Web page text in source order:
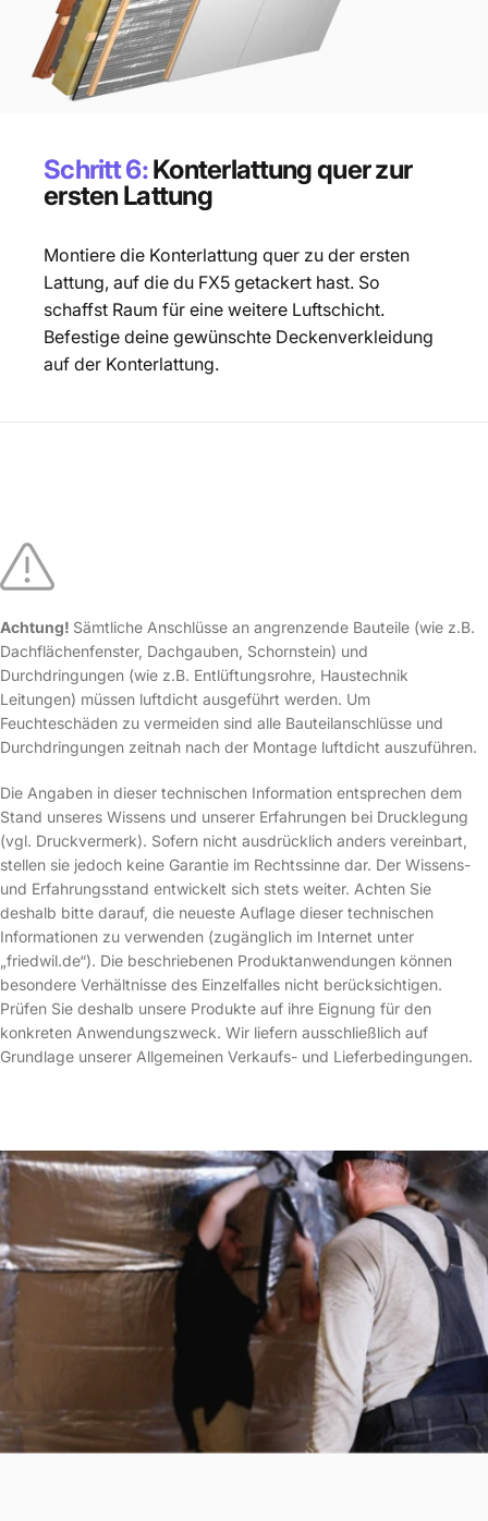
Schritt 6:Konterlattung quer zur
ersten Lattung
Montiere die Konterlattung quer zu der ersten
Lattung, auf die du FX5 getackert hast. So
schaffst Raum für eine weitere Luftschicht.
Befestige deine gewünschte Deckenverkleidung
auf der Konterlattung.
Achtung! Sämtliche Anschlüsse an angrenzende Bauteile (wie z.B.
Dachflächenfenster, Dachgauben, Schornstein) und
Durchdringungen (wie z.B. Entlüftungsrohre, Haustechnik
Leitungen) müssen luftdicht ausgeführt werden. Um
Feuchteschäden zu vermeiden sind alle Bauteilanschlüsse und
Durchdringungen zeitnah nach der Montage luftdicht auszuführen.
Die Angaben in dieser technischen Information entsprechen dem
Stand unseres Wissens und unserer Erfahrungen bei Drucklegung
(vgl. Druckvermerk). Sofern nicht ausdrücklich anders vereinbart,
stellen sie jedoch keine Garantie im Rechtssinne dar. Der Wissens-
und Erfahrungsstand entwickelt sich stets weiter. Achten Sie
deshalb bitte darauf, die neueste Auflage dieser technischen
Informationen zu verwenden (zugänglich im Internet unter
„friedwil.de“). Die beschriebenen Produktanwendungen können
besondere Verhältnisse des Einzelfalles nicht berücksichtigen.
Prüfen Sie deshalb unsere Produkte auf ihre Eignung für den
konkreten Anwendungszweck. Wir liefern ausschließlich auf
Grundlage unserer Allgemeinen Verkaufs- und Lieferbedingungen.